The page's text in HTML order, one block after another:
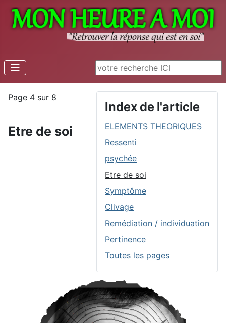
Rechercher
Index de l'article
ELEMENTS THEORIQUES
Ressenti
psychée
Etre de soi
Symptôme
Clivage
Remédiation / individuation
Pertinence
Toutes les pages
Page 4 sur 8
Etre de soi